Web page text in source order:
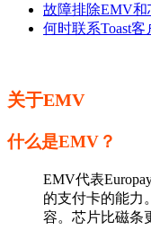
故障排除EMV和
何时联系Toast客
关于EMV
什么是EMV？
EMV代表
的支付卡的能力
容。芯片比磁条